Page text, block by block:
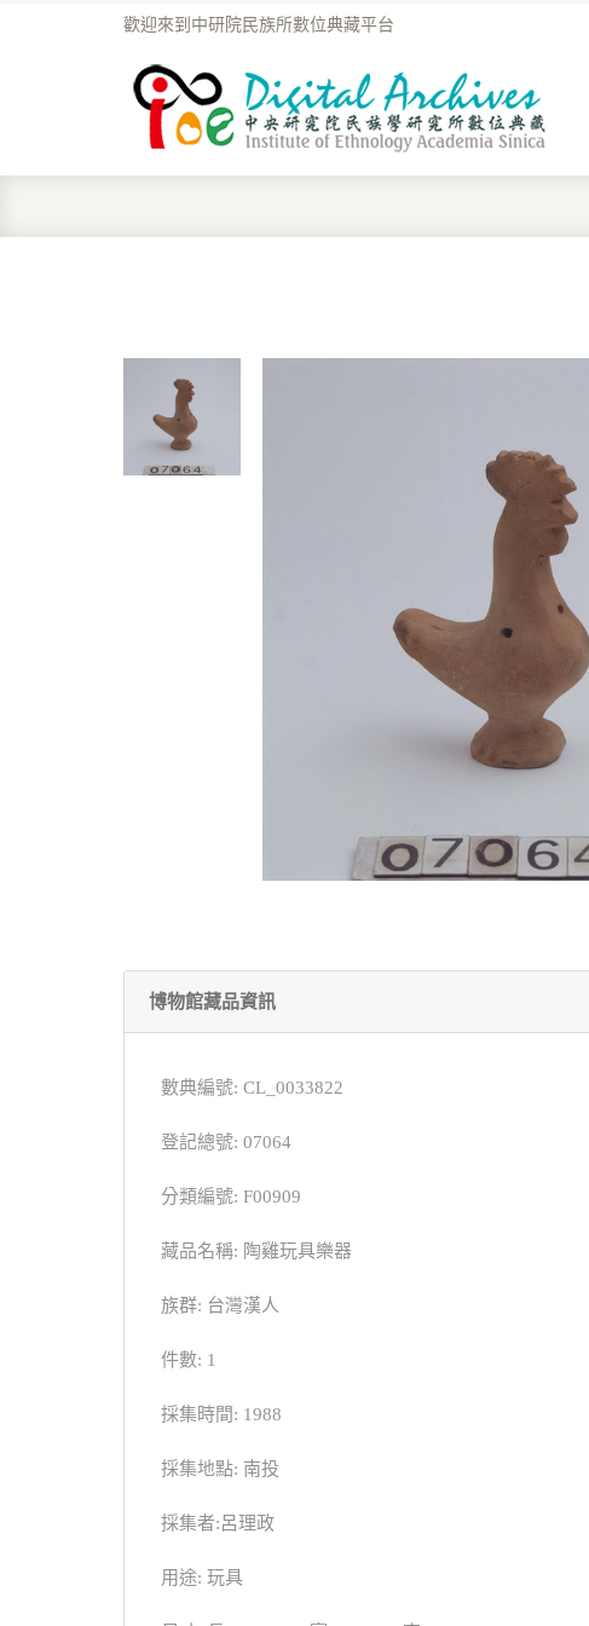
歡迎來到中研院民族所數位典藏平台
博物館藏品資訊
數典編號: CL_0033822
登記總號: 07064
分類編號: F00909
藏品名稱: 陶雞玩具樂器
族群: 台灣漢人
件數: 1
採集時間: 1988
採集地點: 南投
採集者:呂理政
用途: 玩具